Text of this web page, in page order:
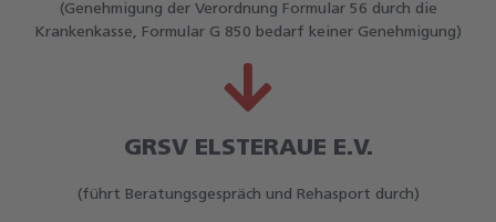
(Genehmigung der Verordnung Formular 56 durch die
Krankenkasse, Formular G 850 bedarf keiner Genehmigung)
GRSV ELSTERAUE E.V.
(führt Beratungsgespräch und Rehasport durch)